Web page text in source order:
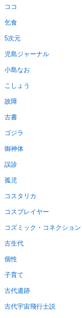
ココ
乞食
5次元
児島ジャーナル
小島なお
こしょう
故障
古書
ゴジラ
御神体
誤診
孤児
コスタリカ
コスプレイヤー
コズミック・コネクション
古生代
個性
子育て
古代遺跡
古代宇宙飛行士説